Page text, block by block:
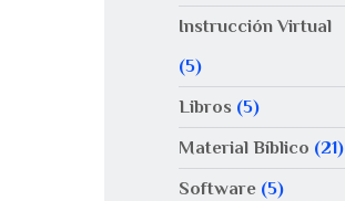
Instrucción Virtual
(5)
Libros (5)
Material Bíblico (21)
Software(5)